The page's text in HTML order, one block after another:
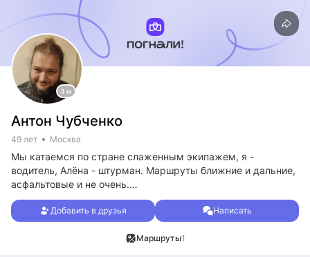
3 м
Антон Чубченко
49 лет Москва
Мы катаемся по стране слаженным экипажем, я -
водитель, Алёна - штурман. Маршруты ближние и дальние,
асфальтовые и не очень.
Катаемся за красотой, и немножко за красивыми
камушками =)
Живем в палатах на природе. Гуляем без оголтелого
оффроуда, но съезжаем с асфальта без комплексов =)
Добавить в друзья Написать
Маршруты1